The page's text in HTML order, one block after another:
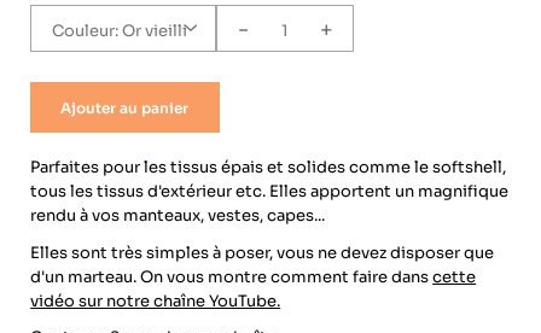
Couleur:Or vieilli - +
Ajouter au panier
Parfaites pour les tissus épais et solides comme le softshell,
tous les tissus d'extérieur etc. Elles apportent un magnifique
rendu à vos manteaux, vestes, capes...
Elles sont très simples à poser, vous ne devez disposer que
d'un marteau. On vous montre comment faire danscette
vidéo sur notre chaîne YouTube.